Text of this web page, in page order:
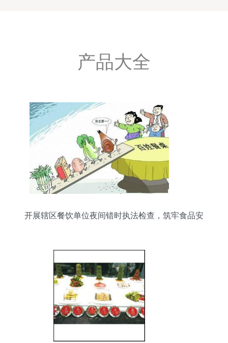
产品大全
开展辖区餐饮单位夜间错时执法检查，筑牢食品安